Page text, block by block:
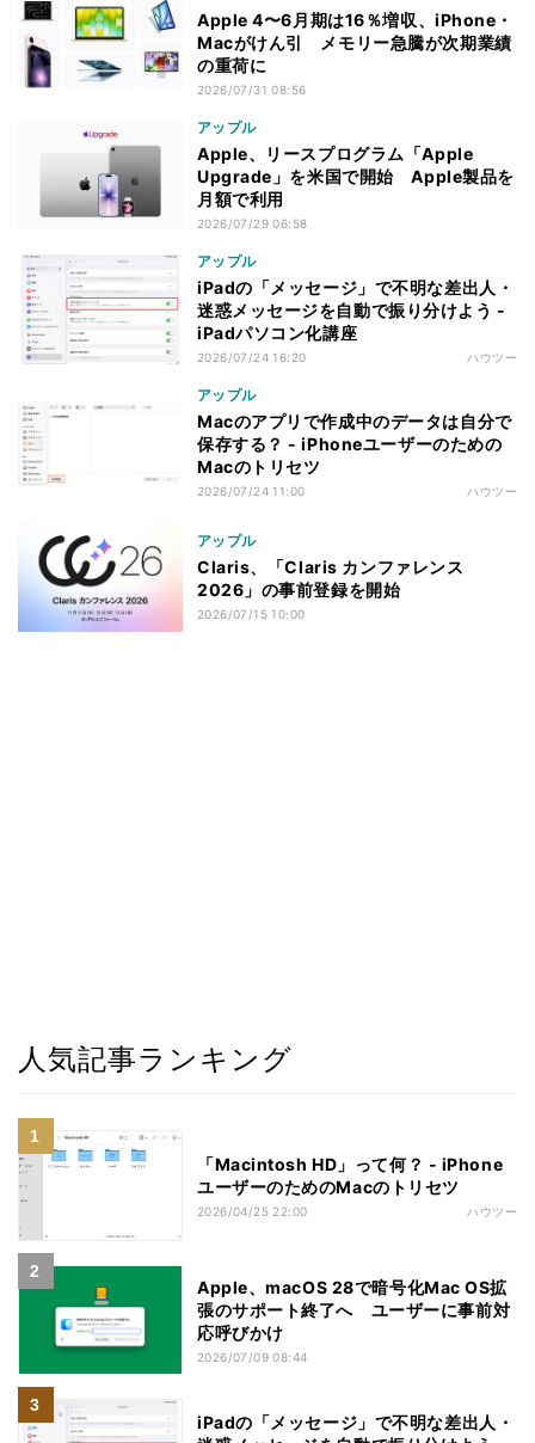
Apple 4〜6月期は16％増収、iPhone・
Macがけん引 メモリー急騰が次期業績
の重荷に
2026/07/31 08:56
アップル
Apple、リースプログラム「Apple
Upgrade」を米国で開始 Apple製品を
月額で利用
2026/07/29 06:58
アップル
iPadの「メッセージ」で不明な差出人・
迷惑メッセージを自動で振り分けよう -
iPadパソコン化講座
2026/07/24 16:20 ハウツー
アップル
Macのアプリで作成中のデータは自分で
保存する？ - iPhoneユーザーのための
Macのトリセツ
2026/07/24 11:00 ハウツー
アップル
Claris、「Claris カンファレンス
2026」の事前登録を開始
2026/07/15 10:00
人気記事ランキング
「Macintosh HD」って何？ - iPhone
ユーザーのためのMacのトリセツ
2026/04/25 22:00 ハウツー
Apple、macOS 28で暗号化Mac OS拡
張のサポート終了へ ユーザーに事前対
応呼びかけ
2026/07/09 08:44
iPadの「メッセージ」で不明な差出人・